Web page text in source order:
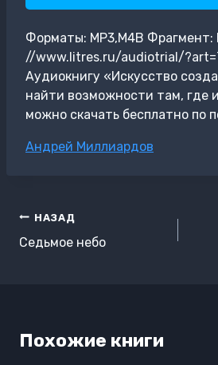
Форматы: MP3,M4B Фрагмент:
//www.litres.ru/audiotrial/
Аудиокнигу «Искусство
найти возможности там, где
можно скачать бесплатно по
Метки
Андрей Миллиардов
Навигация
по
НАЗАД
Седьмое небо
Похожие книги